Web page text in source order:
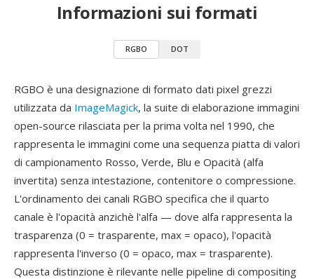
Informazioni sui formati
RGBO DOT
RGBO è una designazione di formato dati pixel grezzi
utilizzata da ImageMagick, la suite di elaborazione immagini
open-source rilasciata per la prima volta nel 1990, che
rappresenta le immagini come una sequenza piatta di valori
di campionamento Rosso, Verde, Blu e Opacità (alfa
invertita) senza intestazione, contenitore o compressione.
L'ordinamento dei canali RGBO specifica che il quarto
canale è l'opacità anzichè l'alfa — dove alfa rappresenta la
trasparenza (0 = trasparente, max = opaco), l'opacità
rappresenta l'inverso (0 = opaco, max = trasparente).
Questa distinzione è rilevante nelle pipeline di compositing